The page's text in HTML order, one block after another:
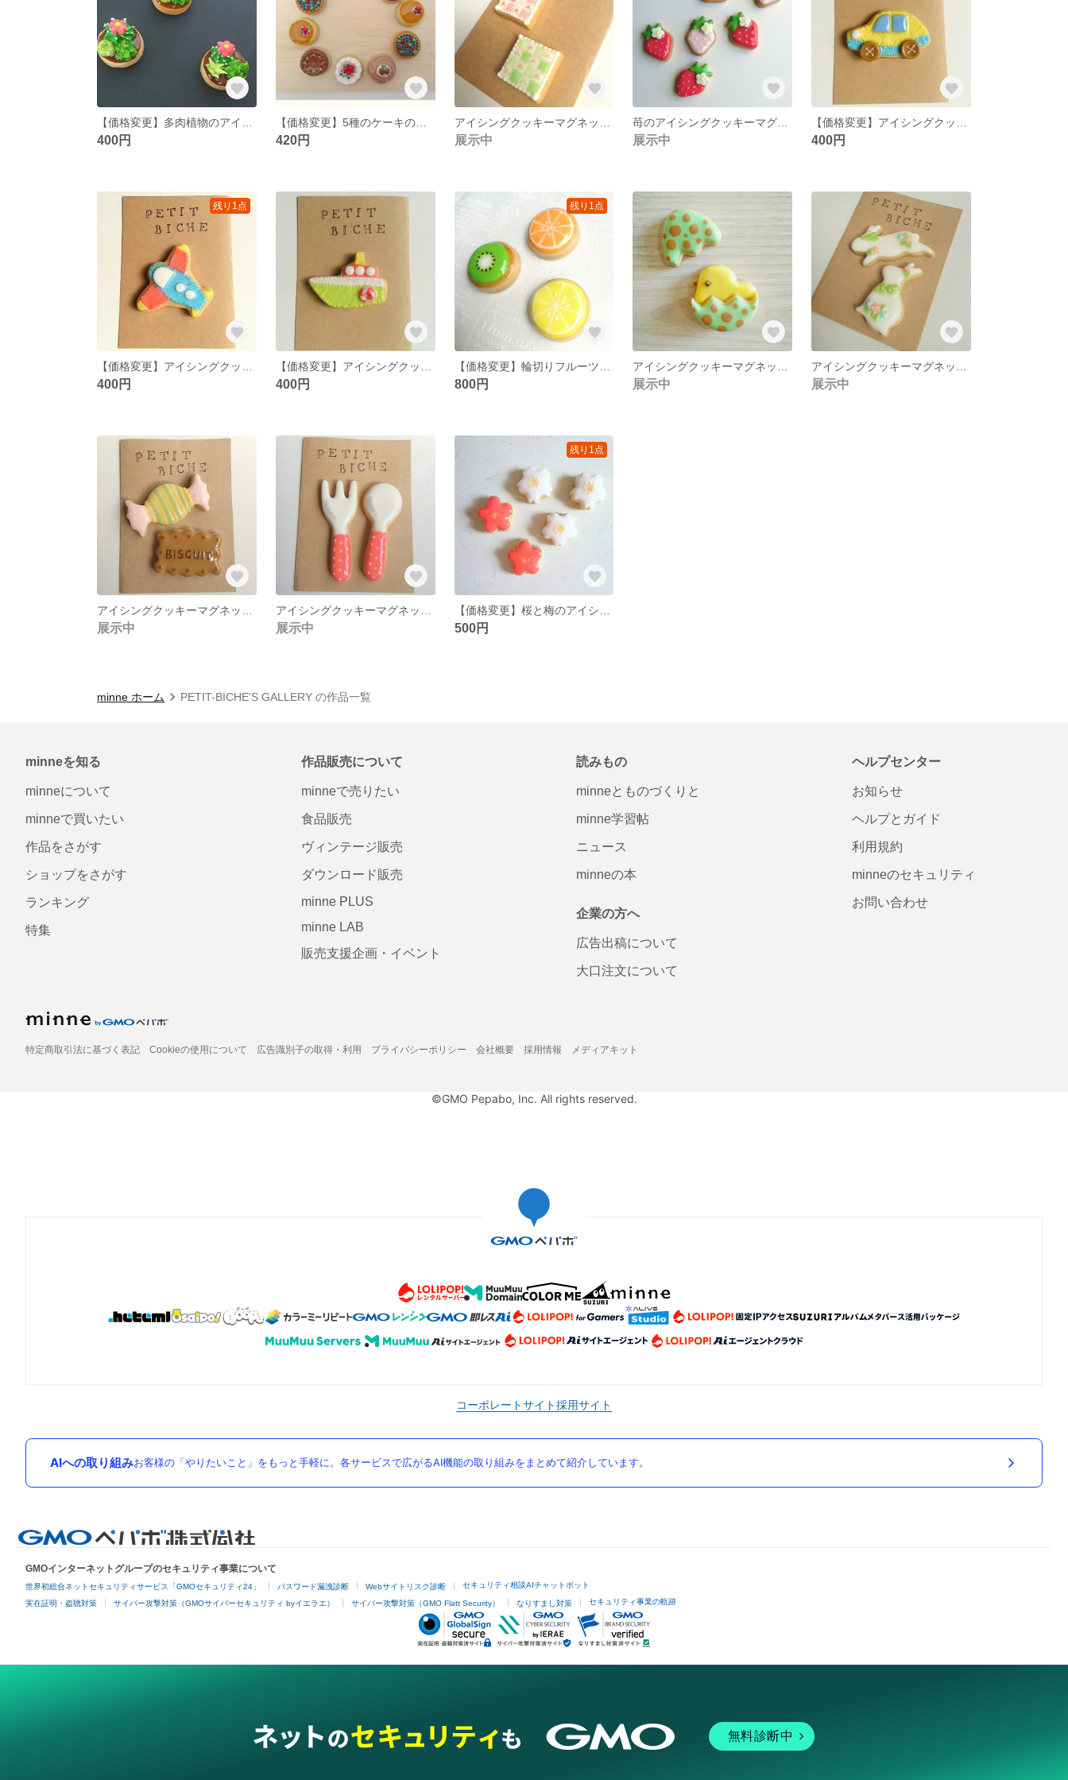
400円
【価格変更】5種のケーキのアイシングクッキーマグネット
420円 展示中 展示中 400円
残り1点
400円 400円
残り1点
800円 展示中 展示中
展示中 展示中
残り1点
500円
minne ホーム PETIT-BICHE'S GALLERY の作品一覧
minneを知る
minneについて
minneで買いたい
作品をさがす
ショップをさがす
ランキング
特集
作品販売について
minneで売りたい
食品販売
ヴィンテージ販売
ダウンロード販売
minne PLUS
minne LAB
販売支援企画・イベント
読みもの
minneとものづくりと
minne学習帖
ニュース
minneの本
企業の方へ
広告出稿について
大口注文について
ヘルプセンター
お知らせ
ヘルプとガイド
利用規約
minneのセキュリティ
お問い合わせ
特定商取引法に基づく表記 Cookieの使用について 広告識別子の取得・利用 プライバシーポリシー 会社概要 採用情報 メディアキット
©GMO Pepabo, Inc. All rights reserved.
コーポレートサイト採用サイト
AIへの取り組みお客様の「やりたいこと」をもっと手軽に。各サービスで広がるAI機能の取り組みをまとめて紹介しています。
GMOインターネットグループのセキュリティ事業について
世界初総合ネットセキュリティサービス「GMOセキュリティ24」 パスワード漏洩診断 Webサイトリスク診断 セキュリティ相談AIチャットボット
実在証明・盗聴対策 サイバー攻撃対策（GMOサイバーセキュリティ byイエラエ） サイバー攻撃対策（GMO Flatt Security） なりすまし対策 セキュリティ事業の軌跡
無料診断中